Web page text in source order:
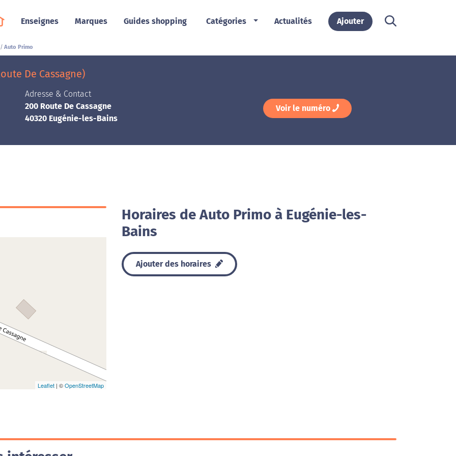
Enseignes Marques Guides shopping Catégories Actualités Ajouter
Auto Primo
De Cassagne)
Adresse & Contact
200 Route De Cassagne
40320 Eugénie-les-Bains
Voir le numéro
Leaflet | ©OpenStreetMap
Horaires de Auto Primo à Eugénie-les-
Bains
Ajouter des horaires